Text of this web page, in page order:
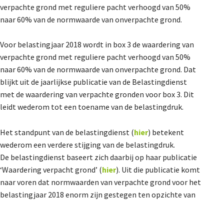
verpachte grond met reguliere pacht verhoogd van 50%
naar 60% van de normwaarde van onverpachte grond.
Voor belastingjaar 2018 wordt in box 3 de waardering van
verpachte grond met reguliere pacht verhoogd van 50%
naar 60% van de normwaarde van onverpachte grond. Dat
blijkt uit de jaarlijkse publicatie van de Belastingdienst
met de waardering van verpachte gronden voor box 3. Dit
leidt wederom tot een toename van de belastingdruk.
Het standpunt van de belastingdienst (hier) betekent
wederom een verdere stijging van de belastingdruk.
De belastingdienst baseert zich daarbij op haar publicatie
‘Waardering verpacht grond’ (hier). Uit die publicatie komt
naar voren dat normwaarden van verpachte grond voor het
belastingjaar 2018 enorm zijn gestegen ten opzichte van
Provincies
Dossiers
De Landeigenaar
Contact